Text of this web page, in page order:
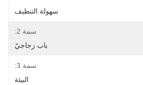
سهولة التنظيف
سمة 2:
باب زجاجيّ
سمة 3:
البيئة